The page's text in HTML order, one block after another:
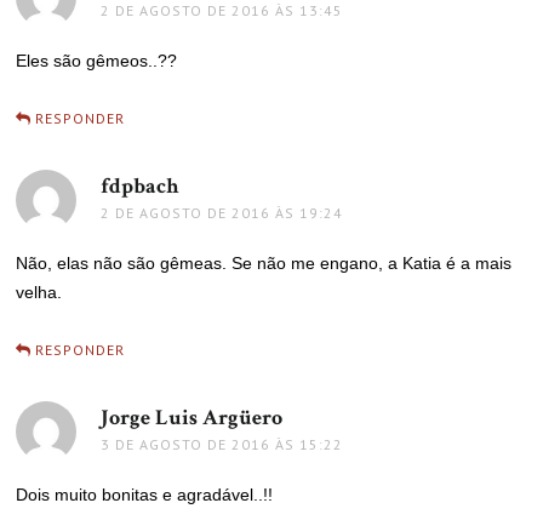
2 DE AGOSTO DE 2016 ÀS 13:45
Eles são gêmeos..??
RESPONDER
fdpbachdisse:
2 DE AGOSTO DE 2016 ÀS 19:24
Não, elas não são gêmeas. Se não me engano, a Katia é a mais
velha.
RESPONDER
Jorge Luis Argüero
3 DE AGOSTO DE 2016 ÀS 15:22
Dois muito bonitas e agradável..!!